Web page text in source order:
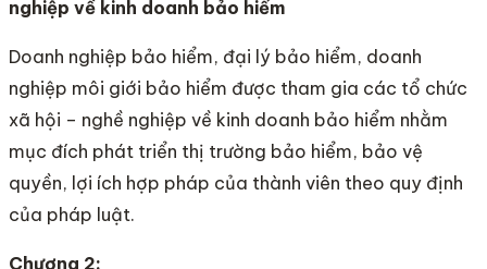
nghiệp về kinh doanh bảo hiểm
Doanh nghiệp bảo hiểm, đại lý bảo hiểm, doanh
nghiệp môi giới bảo hiểm được tham gia các tổ chức
xã hội – nghề nghiệp về kinh doanh bảo hiểm nhằm
mục đích phát triển thị trường bảo hiểm, bảo vệ
quyền, lợi ích hợp pháp của thành viên theo quy định
của pháp luật.
Chương 2: